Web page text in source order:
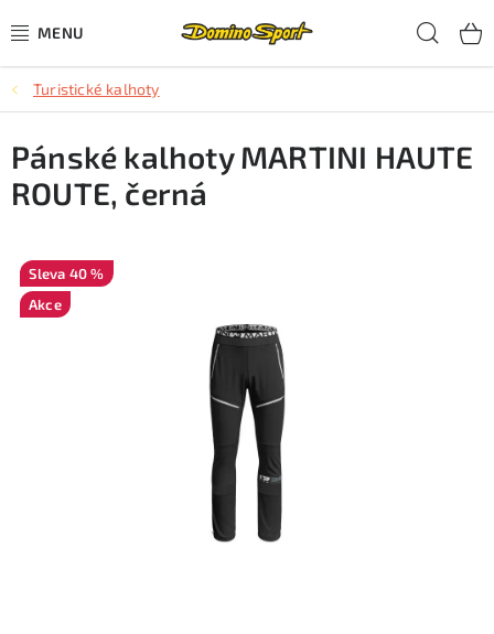
na
CYKLISTIKA
SJEZDOVÉ LYŽOVÁNÍ
SKIALPOVÉ LYŽOVÁNÍ
BĚŽECKÉ LYŽOVÁNÍ
OBLEČENÍ A OBUV
Turistické kalhoty
Pánské kalhoty MARTINI HAUTE
ROUTE, černá
40 %
Akce